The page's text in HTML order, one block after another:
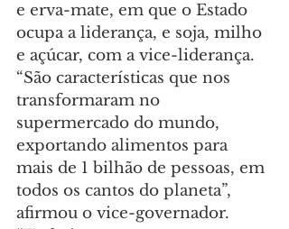
e erva-mate, em que o Estado
ocupa a liderança, e soja, milho
e açúcar, com a vice-liderança.
“São características que nos
transformaram no
supermercado do mundo,
exportando alimentos para
mais de 1 bilhão de pessoas, em
todos os cantos do planeta”,
afirmou o vice-governador.